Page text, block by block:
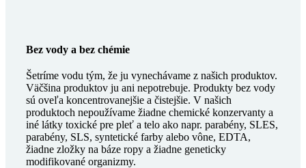
Bez vody a bez chémie
Šetríme vodu tým, že ju vynechávame z našich produktov.
Väčšina produktov ju ani nepotrebuje. Produkty bez vody
sú oveľa koncentrovanejšie a čistejšie. V našich
produktoch nepoužívame žiadne chemické konzervanty a
iné látky toxické pre pleť a telo ako napr. parabény, SLES,
parabény, SLS, syntetické farby alebo vône, EDTA,
žiadne zložky na báze ropy a žiadne geneticky
modifikované organizmy.